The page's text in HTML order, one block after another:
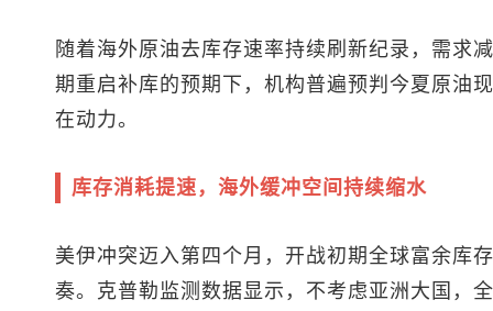
随着海外原油去库存速率持续刷新纪录，需求
期重启补库的预期下，机构普遍预判今夏原油
在动力。
库存消耗提速，海外缓冲空间持续缩水
美伊冲突迈入第四个月，开战初期全球富余库
奏。克普勒监测数据显示，不考虑亚洲大国，